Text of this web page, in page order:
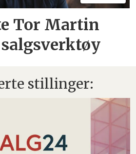
Tor Martin
stillinger: